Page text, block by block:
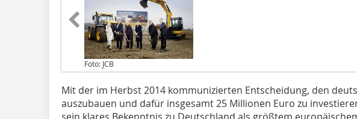
Foto: JCB
Mit der im Herbst 2014 kommunizierten Entscheidung, den
auszubauen und dafür insgesamt 25 Millionen Euro zu